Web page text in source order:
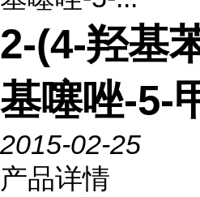
2-(4-羟基
基噻唑-5-
2015-02-25
产品详情